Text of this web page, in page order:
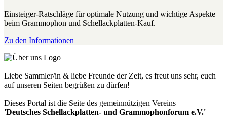
Einsteiger-Ratschläge für optimale Nutzung und wichtige Aspekte
beim Grammophon und Schellackplatten-Kauf.
Zu den Informationen
Liebe Sammler/in & liebe Freunde der Zeit, es freut uns sehr, euch
auf unseren Seiten begrüßen zu dürfen!
Dieses Portal ist die Seite des gemeinnützigen Vereins
'Deutsches Schellackplatten- und Grammophonforum e.V.'